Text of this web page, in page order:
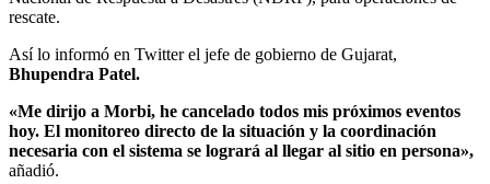
rescate.
Así lo informó en Twitter el jefe de gobierno de Gujarat,
Bhupendra Patel.
«Me dirijo a Morbi, he cancelado todos mis próximos eventos
hoy. El monitoreo directo de la situación y la coordinación
necesaria con el sistema se logrará al llegar al sitio en persona»,
añadió.